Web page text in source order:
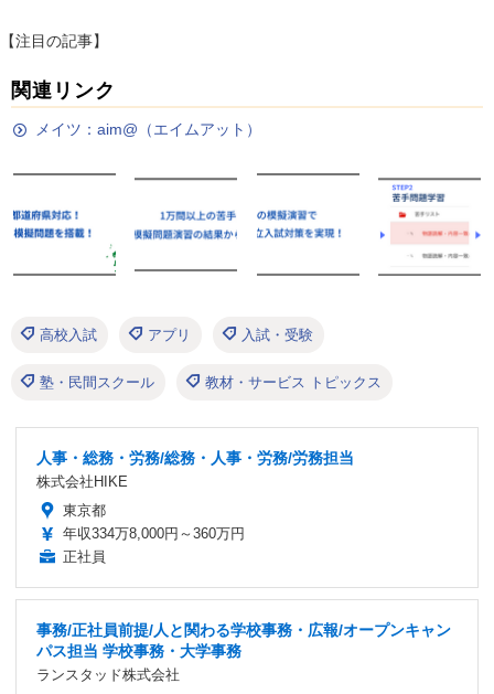
【注目の記事】
関連リンク
メイツ：aim@（エイムアット）
高校入試 アプリ 入試・受験
塾・民間スクール 教材・サービス トピックス
人事・総務・労務/総務・人事・労務/労務担当
株式会社HIKE
東京都
年収334万8,000円～360万円
正社員
事務/正社員前提/人と関わる学校事務・広報/オープンキャン
パス担当 学校事務・大学事務
ランスタッド株式会社